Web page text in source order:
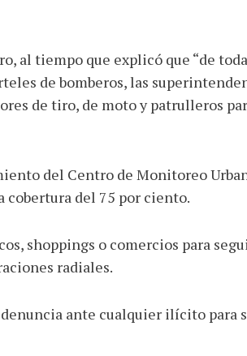
al tiempo que explicó que “de
de bomberos, las
de tiro, de moto y patrulleros
del Centro de Monitoreo
cobertura del 75 por ciento.
shoppings o comercios para
radiales.
ante cualquier ilícito para